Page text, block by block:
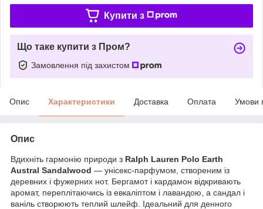
Купити з
Що таке купити з Пром?
Замовлення під захистом
Опис Характеристики Доставка Оплата Умови
Опис
Вдихніть гармонію природи з Ralph Lauren Polo Earth
Austral Sandalwood — унісекс-парфумом, створеним із
деревних і фужерних нот. Бергамот і кардамон відкривають
аромат, переплітаючись із евкаліптом і лавандою, а сандал і
ваніль створюють теплий шлейф. Ідеальний для денного